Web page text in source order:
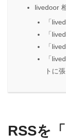
livedoor
「
「
「
「
トに
RSSを